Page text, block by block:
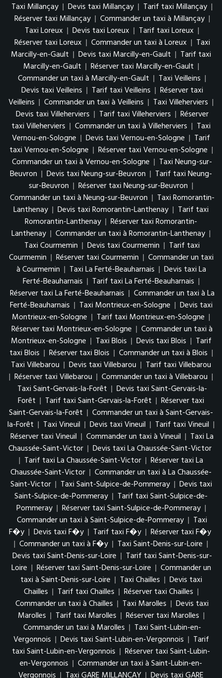
Taxi Millançay | Devis taxi Millançay | Tarif taxi Millançay |
Réserver taxi Millançay | Commander un taxi à Millançay |
Taxi Loreux | Devis taxi Loreux | Tarif taxi Loreux |
Réserver taxi Loreux | Commander un taxi à Loreux | Taxi
Marcilly-en-Gault | Devis taxi Marcilly-en-Gault | Tarif taxi
Marcilly-en-Gault | Réserver taxi Marcilly-en-Gault |
Commander un taxi à Marcilly-en-Gault | Taxi Veilleins |
Devis taxi Veilleins | Tarif taxi Veilleins | Réserver taxi
Veilleins | Commander un taxi à Veilleins | Taxi Villeherviers |
Devis taxi Villeherviers | Tarif taxi Villeherviers | Réserver
taxi Villeherviers | Commander un taxi à Villeherviers | Taxi
Vernou-en-Sologne | Devis taxi Vernou-en-Sologne | Tarif
taxi Vernou-en-Sologne | Réserver taxi Vernou-en-Sologne |
Commander un taxi à Vernou-en-Sologne | Taxi Neung-sur-
Beuvron | Devis taxi Neung-sur-Beuvron | Tarif taxi Neung-
sur-Beuvron | Réserver taxi Neung-sur-Beuvron |
Commander un taxi à Neung-sur-Beuvron | Taxi Romorantin-
Lanthenay | Devis taxi Romorantin-Lanthenay | Tarif taxi
Romorantin-Lanthenay | Réserver taxi Romorantin-
Lanthenay | Commander un taxi à Romorantin-Lanthenay |
Taxi Courmemin | Devis taxi Courmemin | Tarif taxi
Courmemin | Réserver taxi Courmemin | Commander un taxi
à Courmemin | Taxi La Ferté-Beauharnais | Devis taxi La
Ferté-Beauharnais | Tarif taxi La Ferté-Beauharnais |
Réserver taxi La Ferté-Beauharnais | Commander un taxi à La
Ferté-Beauharnais | Taxi Montrieux-en-Sologne | Devis taxi
Montrieux-en-Sologne | Tarif taxi Montrieux-en-Sologne |
Réserver taxi Montrieux-en-Sologne | Commander un taxi à
Montrieux-en-Sologne | Taxi Blois | Devis taxi Blois | Tarif
taxi Blois | Réserver taxi Blois | Commander un taxi à Blois |
Taxi Villebarou | Devis taxi Villebarou | Tarif taxi Villebarou
| Réserver taxi Villebarou | Commander un taxi à Villebarou |
Taxi Saint-Gervais-la-Forêt | Devis taxi Saint-Gervais-la-
Forêt | Tarif taxi Saint-Gervais-la-Forêt | Réserver taxi
Saint-Gervais-la-Forêt | Commander un taxi à Saint-Gervais-
la-Forêt | Taxi Vineuil | Devis taxi Vineuil | Tarif taxi Vineuil |
Réserver taxi Vineuil | Commander un taxi à Vineuil | Taxi La
Chaussée-Saint-Victor | Devis taxi La Chaussée-Saint-Victor
| Tarif taxi La Chaussée-Saint-Victor | Réserver taxi La
Chaussée-Saint-Victor | Commander un taxi à La Chaussée-
Saint-Victor | Taxi Saint-Sulpice-de-Pommeray | Devis taxi
Saint-Sulpice-de-Pommeray | Tarif taxi Saint-Sulpice-de-
Pommeray | Réserver taxi Saint-Sulpice-de-Pommeray |
Commander un taxi à Saint-Sulpice-de-Pommeray | Taxi
F�y | Devis taxi F�y | Tarif taxi F�y | Réserver taxi F�y
| Commander un taxi à F�y | Taxi Saint-Denis-sur-Loire |
Devis taxi Saint-Denis-sur-Loire | Tarif taxi Saint-Denis-sur-
Loire | Réserver taxi Saint-Denis-sur-Loire | Commander un
taxi à Saint-Denis-sur-Loire | Taxi Chailles | Devis taxi
Chailles | Tarif taxi Chailles | Réserver taxi Chailles |
Commander un taxi à Chailles | Taxi Marolles | Devis taxi
Marolles | Tarif taxi Marolles | Réserver taxi Marolles |
Commander un taxi à Marolles | Taxi Saint-Lubin-en-
Vergonnois | Devis taxi Saint-Lubin-en-Vergonnois | Tarif
taxi Saint-Lubin-en-Vergonnois | Réserver taxi Saint-Lubin-
en-Vergonnois | Commander un taxi à Saint-Lubin-en-